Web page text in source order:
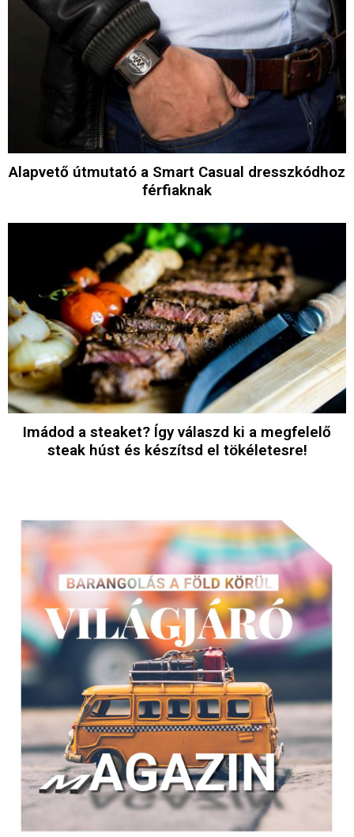
Alapvető útmutató a Smart Casual dresszkódhoz
férfiaknak
Imádod a steaket? Így válaszd ki a megfelelő
steak húst és készítsd el tökéletesre!